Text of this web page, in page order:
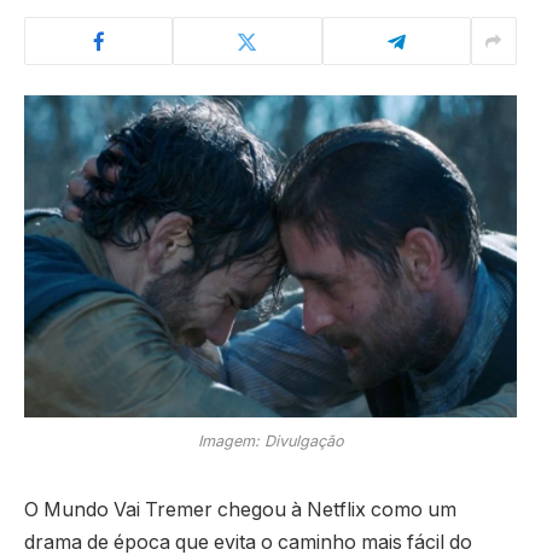
Imagem: Divulgação
O Mundo Vai Tremer chegou à Netflix como um
drama de época que evita o caminho mais fácil do